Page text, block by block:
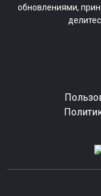
обновлениями,